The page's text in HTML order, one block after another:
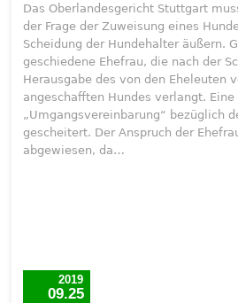
Das Oberlandesgericht Stuttgart
der Frage der Zuweisung eines
Scheidung der Hundehalter äußern.
geschiedene Ehefrau, die nach der
Herausgabe des von den Eheleuten
angeschafften Hundes verlangt.
„Umgangsvereinbarung“ bezüglich
gescheitert. Der Anspruch der
abgewiesen, da…
2019
09.25